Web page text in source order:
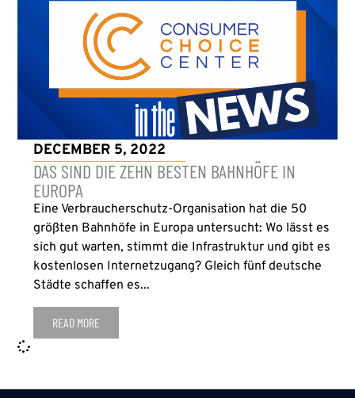
DECEMBER 5, 2022
DAS SIND DIE ZEHN BESTEN BAHNHÖFE IN
EUROPA
Eine Verbraucherschutz-Organisation hat die 50
größten Bahnhöfe in Europa untersucht: Wo lässt es
sich gut warten, stimmt die Infrastruktur und gibt es
kostenlosen Internetzugang? Gleich fünf deutsche
Städte schaffen es...
READ MORE